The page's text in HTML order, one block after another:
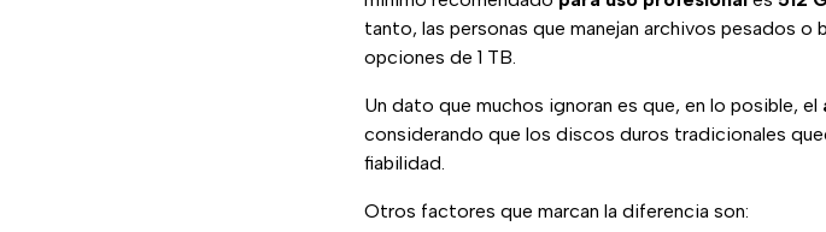
tanto, las personas que manejan archivos pesados
opciones de 1 TB.
Un dato que muchos ignoran es que, en lo posible, el
considerando que los discos duros tradicionales
fiabilidad.
Otros factores que marcan la diferencia son: